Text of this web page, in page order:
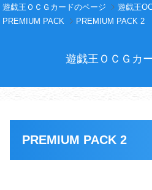
遊戯王ＯＣＧカードのページ 遊戯王
PREMIUM PACK
PREMIUM PACK 2
遊戯王ＯＣＧカ
PREMIUM PACK 2